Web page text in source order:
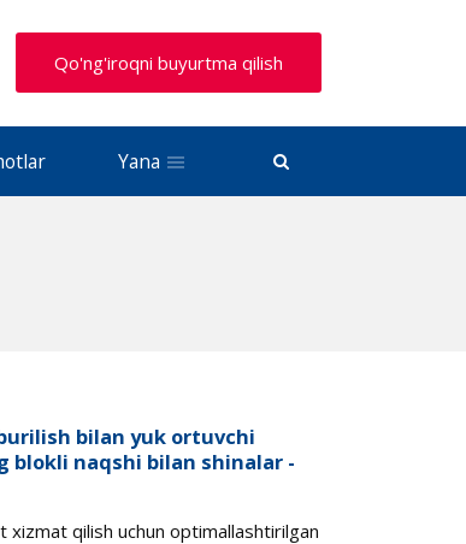
Qo'ng'iroqni buyurtma qilish
Yana
bilan yuk ortuvchi
blokli naqshi bilan shinalar -
qilish uchun optimallashtirilgan